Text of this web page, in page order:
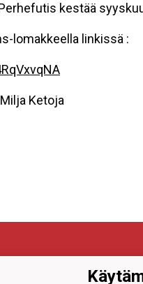
kestää
lomakkeella linkissä :
Ketoja